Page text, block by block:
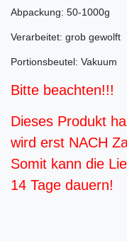
Abpackung: 50-1000g
Verarbeitet: grob gewolft
Portionsbeutel: Vakuum
Bitte beachten!!!
Dieses Produkt
wird erst NACH
Somit kann die
14 Tage dauern!